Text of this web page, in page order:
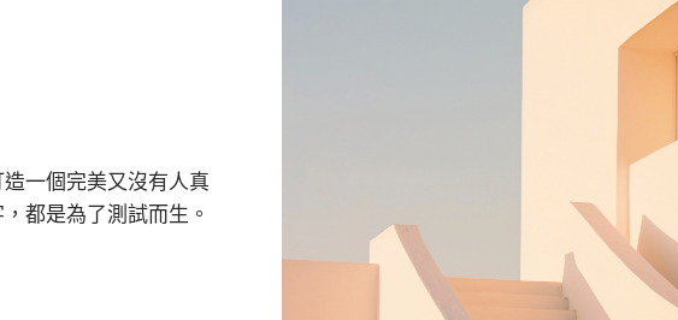
一個完美又沒有人真
都是為了測試而生。